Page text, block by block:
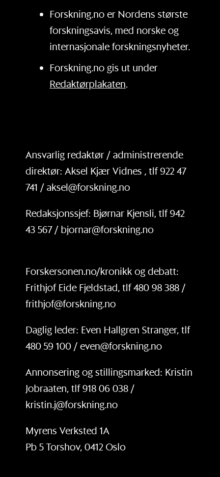
Forskning.no er Nordens største
forskningsavis, med norske og
internasjonale forskningsnyheter.
Forskning.no gis ut under
Redaktørplakaten.
Ansvarlig redaktør / administrerende
direktør: Aksel Kjær Vidnes , tlf 922 47
741 / aksel@forskning.no
Redaksjonssjef: Bjørnar Kjensli, tlf 942
43 567 / bjornar@forskning.no
Forskersonen.no/kronikk og debatt:
Frithjof Eide Fjeldstad, tlf 480 98 388 /
frithjof@forskning.no
Daglig leder: Even Hallgren Stranger, tlf
480 59 100 / even@forskning.no
Annonsering og stillingsmarked: Kristin
Jobraaten, tlf 918 06 038 /
kristin.j@forskning.no
Myrens Verksted 1A
Pb 5 Torshov, 0412 Oslo